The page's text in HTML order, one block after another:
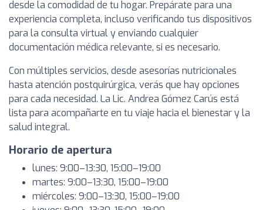
desde la comodidad de tu hogar. Prepárate para una
experiencia completa, incluso verificando tus dispositivos
para la consulta virtual y enviando cualquier
documentación médica relevante, si es necesario.
Con múltiples servicios, desde asesorías nutricionales
hasta atención postquirúrgica, verás que hay opciones
para cada necesidad. La Lic. Andrea Gómez Carús está
lista para acompañarte en tu viaje hacia el bienestar y la
salud integral.
Horario de apertura
lunes: 9:00–13:30, 15:00–19:00
martes: 9:00–13:30, 15:00–19:00
miércoles: 9:00–13:30, 15:00–19:00